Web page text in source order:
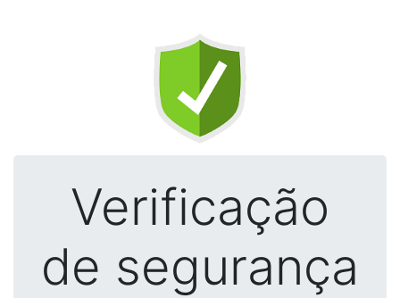
Verificação
de segurança